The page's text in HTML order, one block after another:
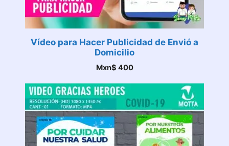
Vídeo para Hacer Publicidad de Envió a
Domicilio
Mxn$ 400